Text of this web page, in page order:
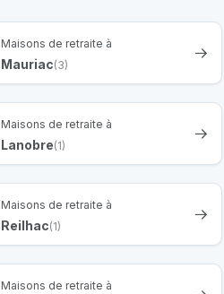
Maisons de retraite à
Mauriac(3)
Maisons de retraite à
Lanobre(1)
Maisons de retraite à
Reilhac(1)
Maisons de retraite à